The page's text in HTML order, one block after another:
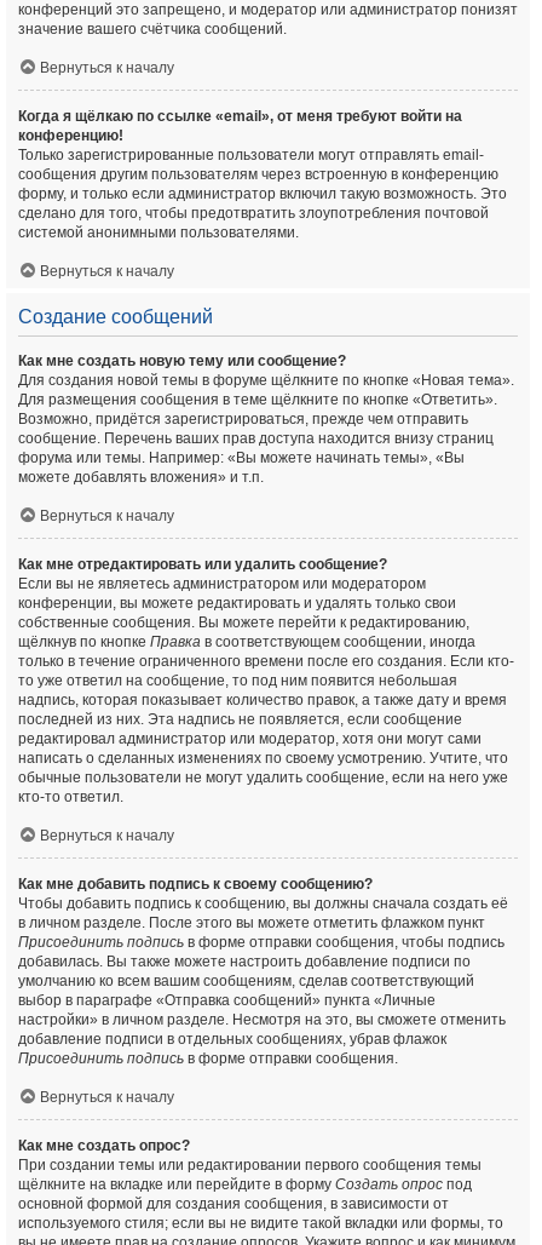
конференций это запрещено, и модератор или администратор понизят
значение вашего счётчика сообщений.
Вернуться к началу
Когда я щёлкаю по ссылке «email», от меня требуют войти на
конференцию!
Только зарегистрированные пользователи могут отправлять email-
сообщения другим пользователям через встроенную в конференцию
форму, и только если администратор включил такую возможность. Это
сделано для того, чтобы предотвратить злоупотребления почтовой
системой анонимными пользователями.
Вернуться к началу
Создание сообщений
Как мне создать новую тему или сообщение?
Для создания новой темы в форуме щёлкните по кнопке «Новая тема».
Для размещения сообщения в теме щёлкните по кнопке «Ответить».
Возможно, придётся зарегистрироваться, прежде чем отправить
сообщение. Перечень ваших прав доступа находится внизу страниц
форума или темы. Например: «Вы можете начинать темы», «Вы
можете добавлять вложения» и т.п.
Вернуться к началу
Как мне отредактировать или удалить сообщение?
Если вы не являетесь администратором или модератором
конференции, вы можете редактировать и удалять только свои
собственные сообщения. Вы можете перейти к редактированию,
щёлкнув по кнопке Правка в соответствующем сообщении, иногда
только в течение ограниченного времени после его создания. Если кто-
то уже ответил на сообщение, то под ним появится небольшая
надпись, которая показывает количество правок, а также дату и время
последней из них. Эта надпись не появляется, если сообщение
редактировал администратор или модератор, хотя они могут сами
написать о сделанных изменениях по своему усмотрению. Учтите, что
обычные пользователи не могут удалить сообщение, если на него уже
кто-то ответил.
Вернуться к началу
Как мне добавить подпись к своему сообщению?
Чтобы добавить подпись к сообщению, вы должны сначала создать её
в личном разделе. После этого вы можете отметить флажком пункт
Присоединить подпись в форме отправки сообщения, чтобы подпись
добавилась. Вы также можете настроить добавление подписи по
умолчанию ко всем вашим сообщениям, сделав соответствующий
выбор в параграфе «Отправка сообщений» пункта «Личные
настройки» в личном разделе. Несмотря на это, вы сможете отменить
добавление подписи в отдельных сообщениях, убрав флажок
Присоединить подпись в форме отправки сообщения.
Вернуться к началу
Как мне создать опрос?
При создании темы или редактировании первого сообщения темы
щёлкните на вкладке или перейдите в форму Создать опрос под
основной формой для создания сообщения, в зависимости от
используемого стиля; если вы не видите такой вкладки или формы, то